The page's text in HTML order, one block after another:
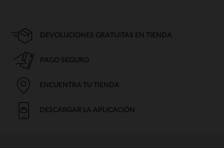
DEVOLUCIONES GRATUITAS EN TIENDA
PAGO SEGURO
ENCUENTRA TU TIENDA
DESCARGAR LA APLICACIÓN